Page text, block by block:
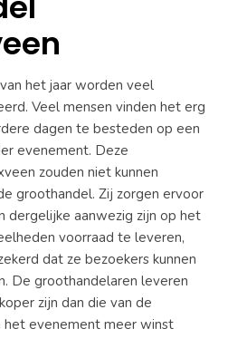
het jaar worden veel
Veel mensen vinden het erg
dagen te besteden op een
evenement. Deze
zouden niet kunnen
groothandel. Zij zorgen ervoor
dergelijke aanwezig zijn op het
voorraad te leveren,
dat ze bezoekers kunnen
De groothandelaren leveren
zijn dan die van de
het evenement meer winst